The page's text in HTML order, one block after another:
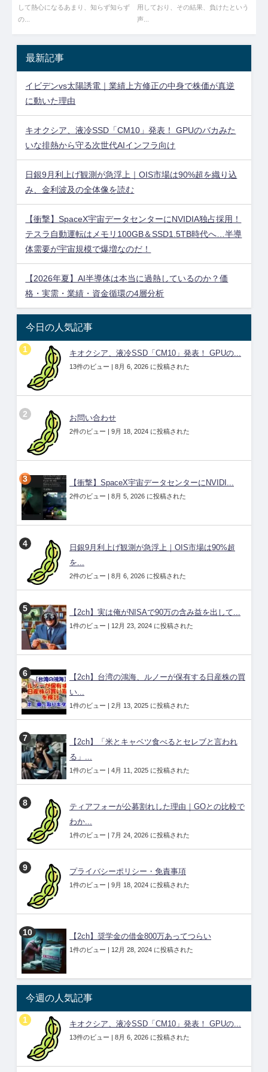
して熱心になるあまり、知らず知らず
の...
用しており、その結果、負けたという
声...
最新記事
イビデンvs太陽誘電｜業績上方修正の中身で株価が真逆
に動いた理由
キオクシア、液冷SSD「CM10」発表！ GPUのバカみた
いな排熱から守る次世代AIインフラ向け
日銀9月利上げ観測が急浮上｜OIS市場は90%超を織り込
み、金利波及の全体像を読む
【衝撃】SpaceX宇宙データセンターにNVIDIA独占採用！
テスラ自動運転はメモリ100GB＆SSD1.5TB時代へ…半導
体需要が宇宙規模で爆増なのだ！
【2026年夏】AI半導体は本当に過熱しているのか？価
格・実需・業績・資金循環の4層分析
今日の人気記事
キオクシア、液冷SSD「CM10」発表！ GPUの...
13件のビュー 8月 6, 2026 に投稿された
お問い合わせ
2件のビュー 9月 18, 2024 に投稿された
【衝撃】SpaceX宇宙データセンターにNVIDI...
2件のビュー 8月 5, 2026 に投稿された
日銀9月利上げ観測が急浮上｜OIS市場は90%超
を...
2件のビュー 8月 6, 2026 に投稿された
【2ch】実は俺がNISAで90万の含み益を出して...
1件のビュー 12月 23, 2024 に投稿された
【2ch】台湾の鴻海、ルノーが保有する日産株の買
い...
1件のビュー 2月 13, 2025 に投稿された
【2ch】「米とキャベツ食べるとセレブと言われ
る」...
1件のビュー 4月 11, 2025 に投稿された
ティアフォーが公募割れした理由｜GOとの比較で
わか...
1件のビュー 7月 24, 2026 に投稿された
プライバシーポリシー・免責事項
1件のビュー 9月 18, 2024 に投稿された
【2ch】奨学金の借金800万あってつらい
1件のビュー 12月 28, 2024 に投稿された
今週の人気記事
キオクシア、液冷SSD「CM10」発表！ GPUの...
13件のビュー 8月 6, 2026 に投稿された